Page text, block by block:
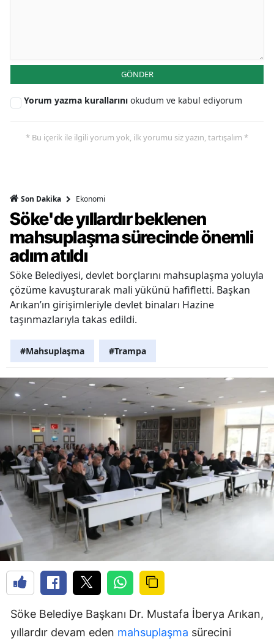
GÖNDER
Yorum yazma kurallarını okudum ve kabul ediyorum
* Bu içerik ile ilgili yorum yok, ilk yorumu siz yazın, tartışalım *
Son Dakika Ekonomi
Söke'de yıllardır beklenen
mahsuplaşma sürecinde önemli
adım atıldı
Söke Belediyesi, devlet borçlarını mahsuplaşma yoluyla
çözüme kavuşturarak mali yükünü hafifletti. Başkan
Arıkan’ın girişimleriyle devlet binaları Hazine
taşınmazlarıyla takas edildi.
#Mahsuplaşma #Trampa
Söke Belediye Başkanı Dr. Mustafa İberya Arıkan,
yıllardır devam eden mahsuplaşma sürecini